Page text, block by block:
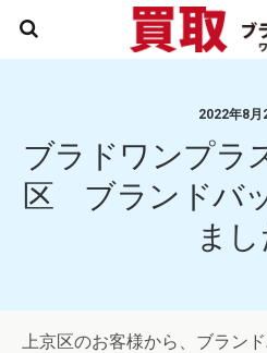
2022年8月
ブラドワンプ
区 ブランドバ
ま
上京区のお客様から、ブラン